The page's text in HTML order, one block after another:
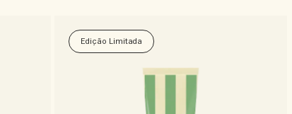
Edição Limitada